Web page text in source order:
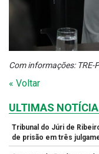
Com informações: TRE-
« Voltar
ULTIMAS
Tribunal do Júri de
de prisão em três